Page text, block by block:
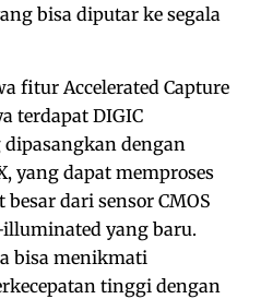
bisa diputar ke segala
fitur Accelerated Capture
terdapat DIGIC
dipasangkan dengan
yang dapat memproses
dari sensor CMOS
yang baru.
bisa menikmati
tinggi dengan